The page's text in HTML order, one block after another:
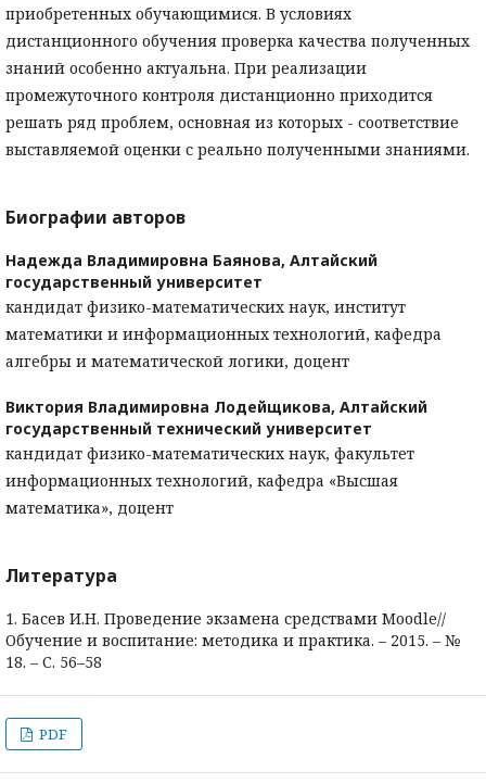
приобретенных обучающимися. В условиях
дистанционного обучения проверка качества полученных
знаний особенно актуальна. При реализации
промежуточного контроля дистанционно приходится
решать ряд проблем, основная из которых - соответствие
выставляемой оценки с реально полученными знаниями.
Биографии авторов
Надежда Владимировна Баянова, Алтайский
государственный университет
кандидат физико-математических наук, институт
математики и информационных технологий, кафедра
алгебры и математической логики, доцент
Виктория Владимировна Лодейщикова, Алтайский
государственный технический университет
кандидат физико-математических наук, факультет
информационных технологий, кафедра «Высшая
математика», доцент
Литература
1. Басев И.Н. Проведение экзамена средствами Moodle//
Обучение и воспитание: методика и практика. – 2015. – №
18. – С. 56–58
PDF